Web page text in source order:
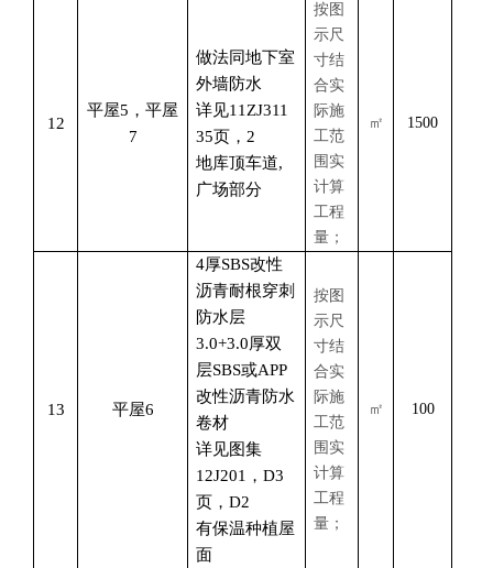
12
平屋5，平屋
7
做法同地下室
外墙防水
详见11ZJ311
35页，2
地库顶车道,
广场部分
按图
示尺
寸结
合实
际施
工范
围实
计算
工程
量；
㎡ 1500
13 平屋6
4厚SBS改性
沥青耐根穿刺
防水层
3.0+3.0厚双
层SBS或APP
改性沥青防水
卷材
详见图集
12J201，D3
页，D2
有保温种植屋
面
按图
示尺
寸结
合实
际施
工范
围实
计算
工程
量；
㎡ 100